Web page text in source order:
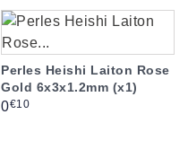
Perles Heishi Laiton Rose
Gold 6x3x1.2mm (x1)
Prix
0€10